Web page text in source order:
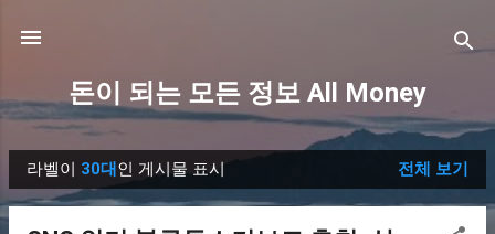
돈이 되는 모든 정보 All Money
글
라벨이 30대인 게시물 표시 전체 보기